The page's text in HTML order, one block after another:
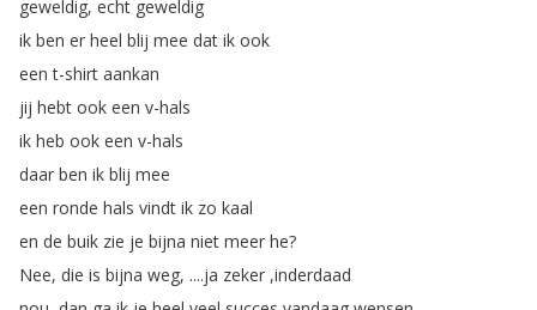
geweldig, echt geweldig
ik ben er heel blij mee dat ik ook
een t-shirt aankan
jij hebt ook een v-hals
ik heb ook een v-hals
daar ben ik blij mee
een ronde hals vindt ik zo kaal
en de buik zie je bijna niet meer he?
Nee, die is bijna weg, ....ja zeker ,inderdaad